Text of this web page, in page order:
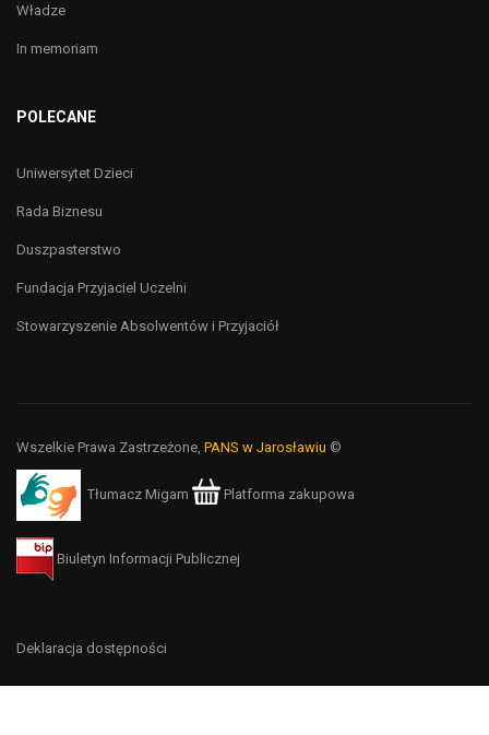
Władze
In memoriam
POLECANE
Uniwersytet Dzieci
Rada Biznesu
Duszpasterstwo
Fundacja Przyjaciel Uczelni
Stowarzyszenie Absolwentów i Przyjaciół
Wszelkie Prawa Zastrzeżone, PANS w Jarosławiu ©
Tłumacz Migam Platforma zakupowa
Biuletyn Informacji Publicznej
Deklaracja dostępności